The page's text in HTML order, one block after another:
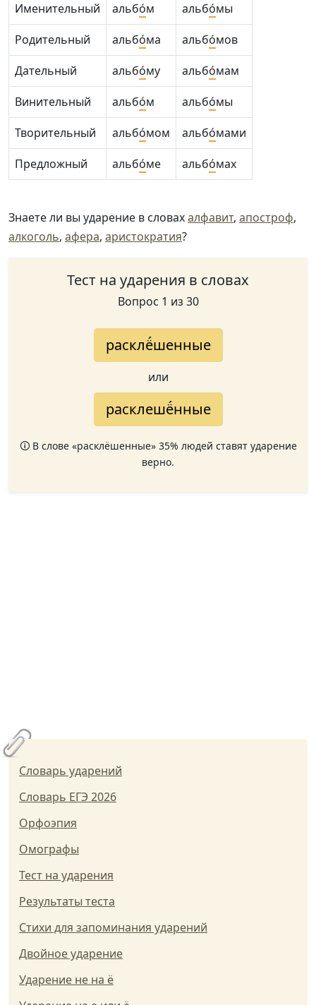
Именительный альбо́м альбо́мы
Родительный
альбо́ма альбо́мов
Дательный
альбо́му альбо́мам
Винительный
альбо́м альбо́мы
Творительный
альбо́мом альбо́мами
Предложный
альбо́ме альбо́мах
Знаете ли вы ударение в словахалфавит, апостроф,
алкоголь, афера, аристократия?
Тест на ударения в словах
Вопрос 1 из 30
расклё́шенные
или
расклешё́нные
🛈 В слове «расклёшенные» 35% людей ставят ударение
верно.
Словарь ударений
Словарь ЕГЭ 2026
Орфоэпия
Омографы
Тест на ударения
Результаты теста
Стихи для запоминания ударений
Двойное ударение
Ударение не на ё